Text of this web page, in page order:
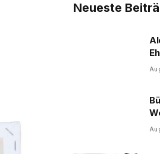
Neueste